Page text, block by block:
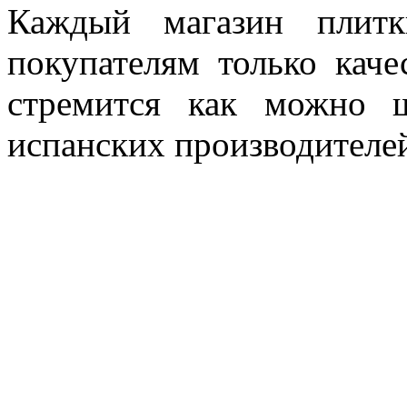
Каждый магазин
покупателям только
стремится как можно
испанских